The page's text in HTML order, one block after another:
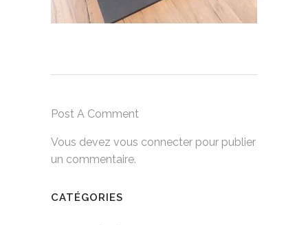
Post A Comment
Vous devez vous connecter pour publier
un commentaire.
CATÉGORIES